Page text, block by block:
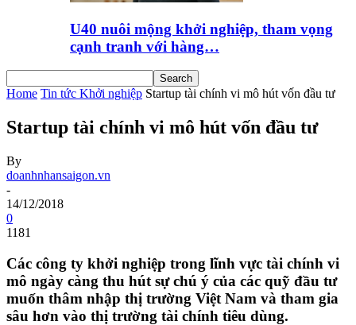
U40 nuôi mộng khởi nghiệp, tham vọng
cạnh tranh với hàng…
Home Tin tức Khởi nghiệp Startup tài chính vi mô hút vốn đầu tư
Startup tài chính vi mô hút vốn đầu tư
By
doanhnhansaigon.vn
-
14/12/2018
0
1181
Các công ty khởi nghiệp trong lĩnh vực tài chính vi
mô ngày càng thu hút sự chú ý của các quỹ đầu tư
muốn thâm nhập thị trường Việt Nam và tham gia
sâu hơn vào thị trường tài chính tiêu dùng.